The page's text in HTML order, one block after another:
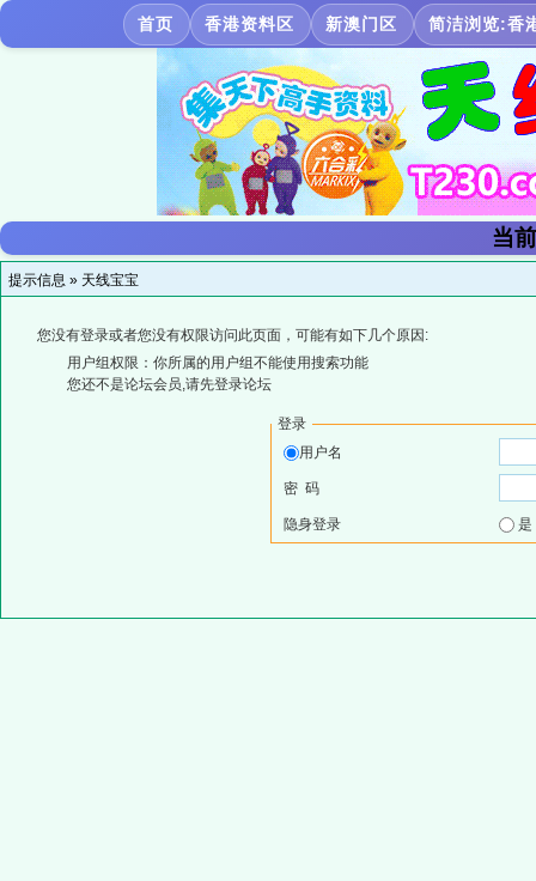
首页 香港资料区 新澳门区 简洁浏览:香
当
提示信息 » 天线宝宝
您没有登录或者您没有权限访问此页面，可能有如下几个原因:
用户组权限：你所属的用户组不能使用搜索功能
您还不是论坛会员,请先登录论坛
登录
用户名
密 码
隐身登录